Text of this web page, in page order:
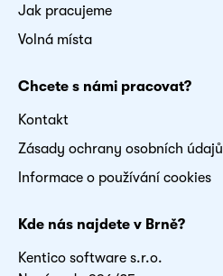
Jak pracujeme
Volná místa
Chcete s námi pracovat?
Kontakt
Zásady ochrany osobních údajů
Informace o používání cookies
Kde nás najdete v Brně?
Kentico software s.r.o.